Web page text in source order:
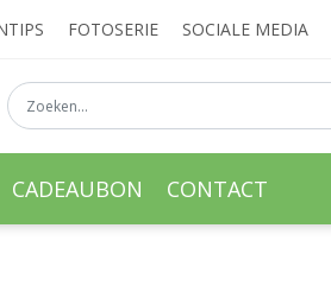
FOTOSERIE SOCIALE MEDIA
CADEAUBON CONTACT